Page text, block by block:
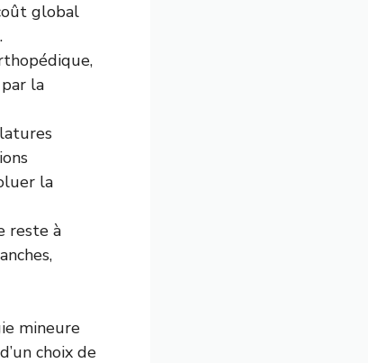
global
la
la
reste à
mineure
choix de